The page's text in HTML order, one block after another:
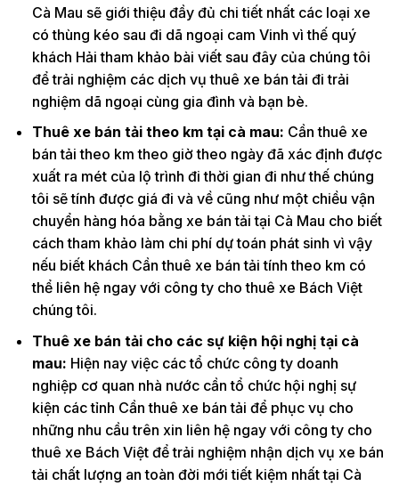
Cà Mau sẽ giới thiệu đầy đủ chi tiết nhất các loại xe
có thùng kéo sau đi dã ngoại cam Vinh vì thế quý
khách Hải tham khảo bài viết sau đây của chúng tôi
để trải nghiệm các dịch vụ thuê xe bán tải đi trải
nghiệm dã ngoại cùng gia đình và bạn bè.
Thuê xe bán tải theo km tại cà mau: Cần thuê xe
bán tải theo km theo giờ theo ngày đã xác định được
xuất ra mét của lộ trình đi thời gian đi như thế chúng
tôi sẽ tính được giá đi và về cũng như một chiều vận
chuyển hàng hóa bằng xe bán tải tại Cà Mau cho biết
cách tham khảo làm chi phí dự toán phát sinh vì vậy
nếu biết khách Cần thuê xe bán tải tính theo km có
thể liên hệ ngay với công ty cho thuê xe Bách Việt
chúng tôi.
Thuê xe bán tải cho các sự kiện hội nghị tại cà
mau: Hiện nay việc các tổ chức công ty doanh
nghiệp cơ quan nhà nước cần tổ chức hội nghị sự
kiện các tỉnh Cần thuê xe bán tải để phục vụ cho
những nhu cầu trên xin liên hệ ngay với công ty cho
thuê xe Bách Việt để trải nghiệm nhận dịch vụ xe bán
tải chất lượng an toàn đời mới tiết kiệm nhất tại Cà